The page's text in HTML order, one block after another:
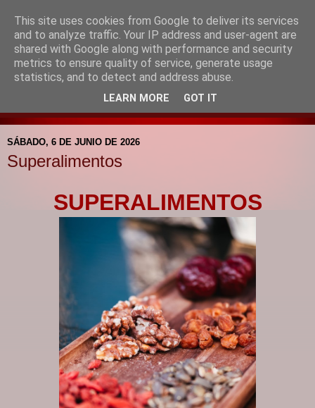
Blog de la Pastoral del
Colegio Santa Mª de la
Providencia
SÁBADO, 6 DE JUNIO DE 2026
Superalimentos
SUPERALIMENTOS
This site uses cookies from Google to deliver its services
and to analyze traffic. Your IP address and user-agent are
shared with Google along with performance and security
metrics to ensure quality of service, generate usage
statistics, and to detect and address abuse.
LEARN MORE GOT IT